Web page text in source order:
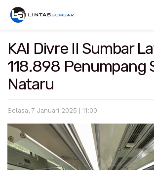
KAI Divre II Sumbar
118.898 Penumpang
Nataru
Selasa, 7 Januari 2025 | 11:00